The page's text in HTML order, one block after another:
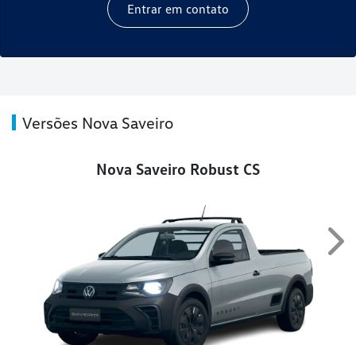
Entrar em contato
Versões Nova Saveiro
Nova Saveiro Robust CS